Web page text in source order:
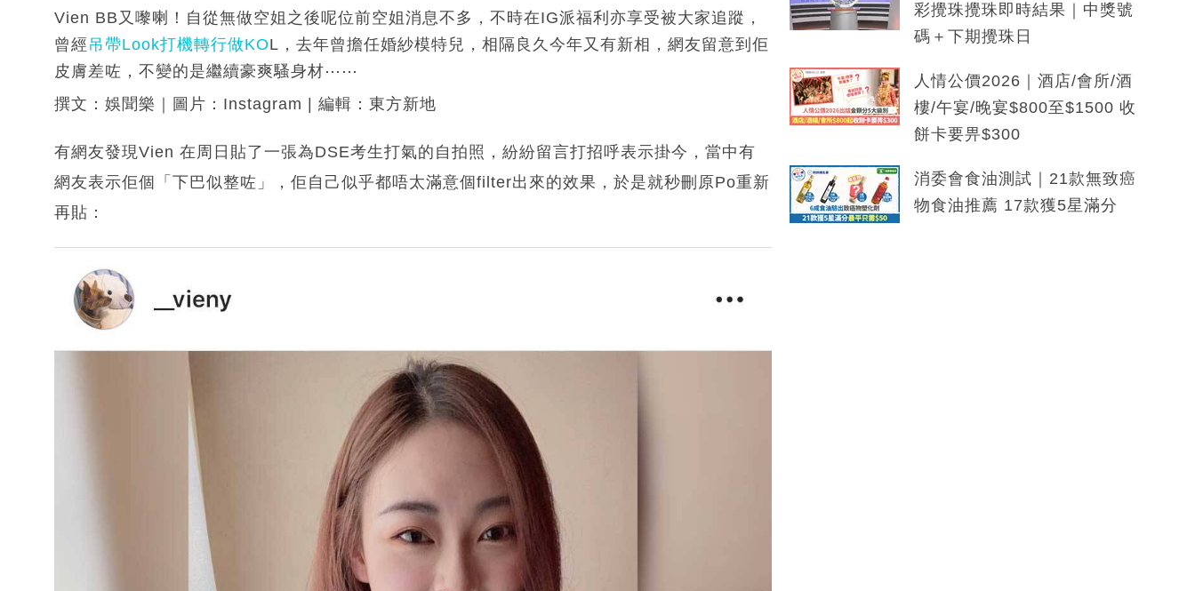
Vien BB又嚟喇！自從無做空姐之後呢位前空姐消息不多，不時在IG派福利亦享受被大家追蹤，
曾經 吊帶Look打機轉行做KOL，去年曾擔任婚紗模特兒，相隔良久今年又有新相，網友留意到佢
皮膚差咗，不變的是繼續豪爽騷身材⋯⋯
撰文：娛聞樂｜圖片：Instagram | 編輯：東方新地
有網友發現Vien 在周日貼了一張為DSE考生打氣的自拍照，紛紛留言打招呼表示掛今，當中有
網友表示佢個「下巴似整咗」，佢自己似乎都唔太滿意個filter出來的效果，於是就秒刪原Po重新
再貼：
彩攪珠攪珠即時結果｜中獎號
碼＋下期攪珠日
人情公價2026｜酒店/會所/酒
樓/午宴/晚宴$800至$1500 收
餅卡要畀$300
消委會食油測試｜21款無致癌
物食油推薦 17款獲5星滿分